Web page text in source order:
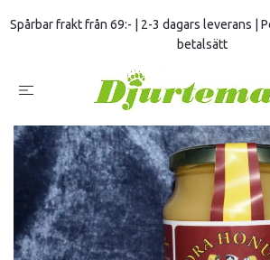
Spårbar frakt från 69:- | 2-3 dagars leverans |
betalsätt